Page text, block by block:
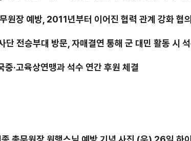
원장 예방 , 2011년부터 이어진 협력 관계 강화 협의
단 전승부대 방문 자매결연 통해 군 대민 활동 시
중·고육상연맹과 석수 연간 후원 체결